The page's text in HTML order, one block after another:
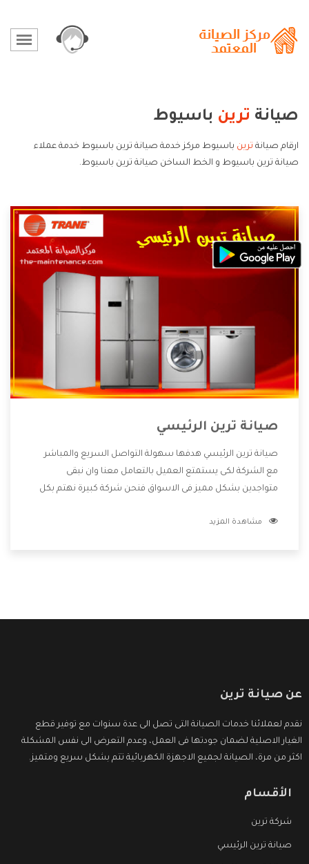
صيانة ترين باسيوط
ارقام صيانة ترين باسيوط مركز خدمة صيانة ترين باسيوط خدمة عملاء
صيانة ترين باسيوط و الخط الساخن صيانة ترين باسيوط.
صيانة ترين الرئيسي
صيانة ترين الرئيسي هدفها سهولة التواصل السريع والمباشر
مع الشركة لكى يستمتع العميل بالتعامل معنا وان نبقى
متواجدين بشكل مميز فى الاسواق فنحن شركة كبيرة نهتم بكل
الشركة بها والتى تكون منها خدمة الصيانة التى تكون من أهم
مشاهدة المزيد
عن صيانة ترين
نقدم لعملائنا خدمات الصيانة التى تصل الى عدة سنوات مع توفير قطع
الغيار الاصلية لضمان جودتها فى العمل، وعدم التعرض الى نفس المشكلة
اكثر من مرة، الصيانة لجميع الاجهزة الكهربائية تتم بشكل سريع ومتميز.
الأقسام
شركة ترين
صيانة ترين الرئيسي